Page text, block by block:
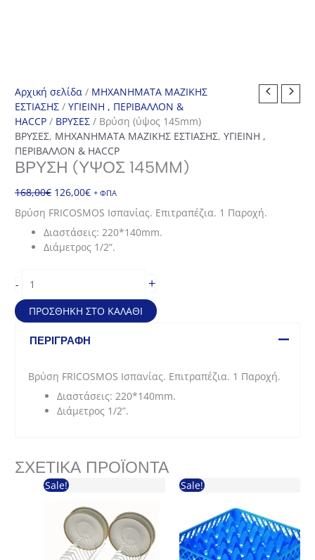
Αρχική σελίδα / ΜΗΧΑΝΗΜΑΤΑ ΜΑΖΙΚΗΣ
ΕΣΤΙΑΣΗΣ /ΥΓΙΕΙΝΗ , ΠΕΡΙΒΑΛΛΟΝ &
HACCP / ΒΡΥΣΕΣ / Βρύση (ύψος 145mm)
ΒΡΥΣΕΣ, ΜΗΧΑΝΗΜΑΤΑ ΜΑΖΙΚΗΣ ΕΣΤΙΑΣΗΣ,ΥΓΙΕΙΝΗ ,
ΠΕΡΙΒΑΛΛΟΝ & HACCP
ΒΡΎΣΗ (ΎΨΟΣ 145MM)
168,00€ Original
price
168,00€.
126,00€Η
τρέχουσα
είναι:
126,00€.
+ ΦΠΑ
Βρύση FRICOSMOS Ισπανίας. Επιτραπέζια. 1 Παροχή.
Διαστάσεις: 220*140mm.
Διάμετρος 1/2”.
-
(ύψος
145mm)
ποσότητα
+
ΠΡΟΣΘΉΚΗ ΣΤΟ ΚΑΛΆΘΙ
ΠΕΡΙΓΡΑΦΉ
Βρύση FRICOSMOS Ισπανίας. Επιτραπέζια. 1 Παροχή.
Διαστάσεις: 220*140mm.
Διάμετρος 1/2”.
ΣΧΕΤΙΚΆ ΠΡΟΪΌΝΤΑ
Sale! Sale!